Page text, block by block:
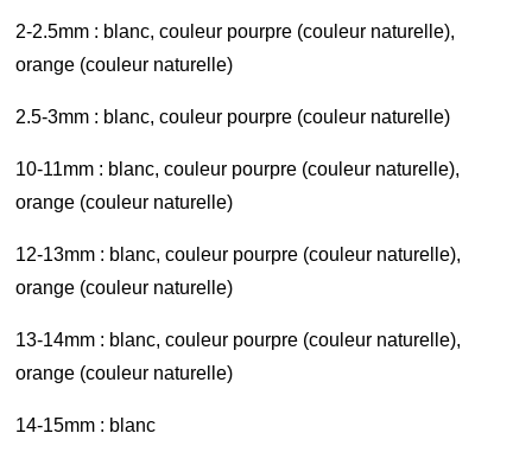
2-2.5mm : blanc, couleur pourpre (couleur naturelle),
orange (couleur naturelle)
2.5-3mm : blanc, couleur pourpre (couleur naturelle)
10-11mm : blanc, couleur pourpre (couleur naturelle),
orange (couleur naturelle)
12-13mm : blanc, couleur pourpre (couleur naturelle),
orange (couleur naturelle)
13-14mm : blanc, couleur pourpre (couleur naturelle),
orange (couleur naturelle)
14-15mm : blanc